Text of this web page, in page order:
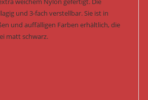
und 3-fach verstellbar. Sie ist in
und auffälligen Farben erhältlich, die
matt schwarz.